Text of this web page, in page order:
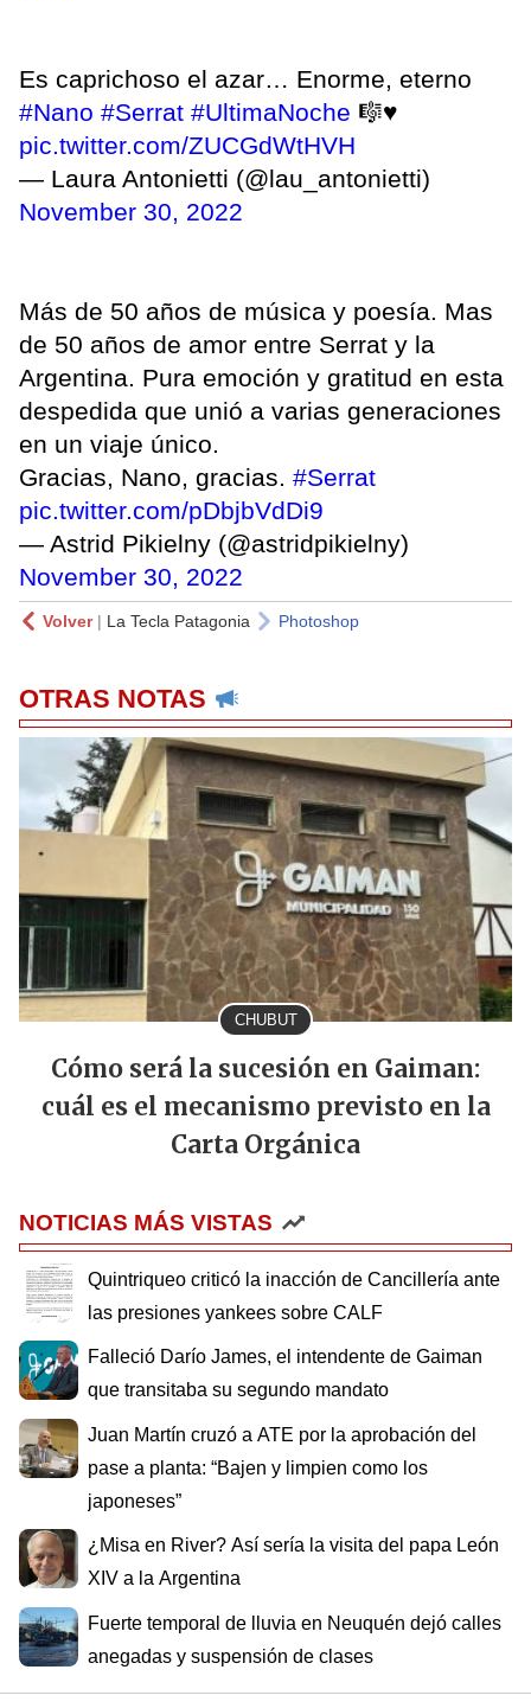
Es caprichoso el azar… Enorme, eterno
#Nano #Serrat #UltimaNoche 🎼♥️
pic.twitter.com/ZUCGdWtHVH
— Laura Antonietti (@lau_antonietti)
November 30, 2022
Más de 50 años de música y poesía. Mas
de 50 años de amor entre Serrat y la
Argentina. Pura emoción y gratitud en esta
despedida que unió a varias generaciones
en un viaje único.
Gracias, Nano, gracias. #Serrat
pic.twitter.com/pDbjbVdDi9
— Astrid Pikielny (@astridpikielny)
November 30, 2022
Volver| La Tecla Patagonia Photoshop
OTRAS NOTAS
CHUBUT
Cómo será la sucesión en Gaiman:
cuál es el mecanismo previsto en la
Carta Orgánica
NOTICIAS MÁS VISTAS
Quintriqueo criticó la inacción de Cancillería ante
las presiones yankees sobre CALF
Falleció Darío James, el intendente de Gaiman
que transitaba su segundo mandato
Juan Martín cruzó a ATE por la aprobación del
pase a planta: “Bajen y limpien como los
japoneses”
¿Misa en River? Así sería la visita del papa León
XIV a la Argentina
Fuerte temporal de lluvia en Neuquén dejó calles
anegadas y suspensión de clases